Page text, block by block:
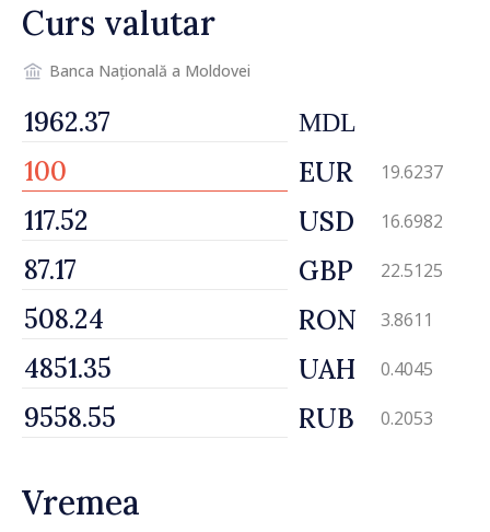
Curs valutar
Banca Națională a Moldovei
MDL
EUR 19.6237
USD 16.6982
GBP 22.5125
RON 3.8611
UAH 0.4045
RUB 0.2053
Vremea